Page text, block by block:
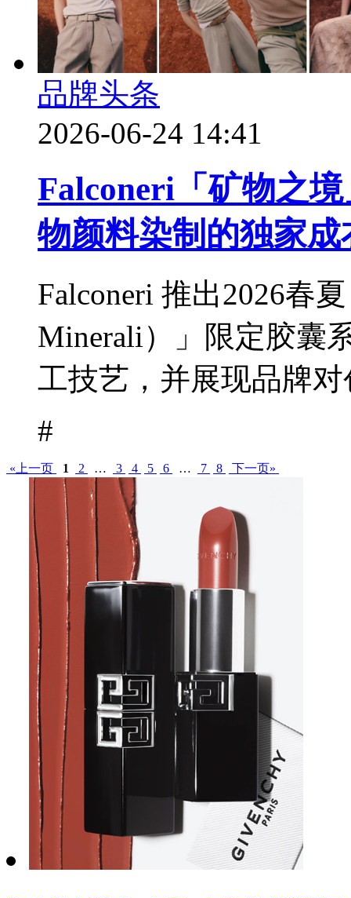
品牌头条
2026-06-24 14:41
Falconeri「矿物之
物颜料染制的独家成
Falconeri 推出2026春
Minerali）」限定胶囊
工技艺，并展现品牌
#
«上一页 1 2 … 3 4 5 6 … 7 8 下一页»